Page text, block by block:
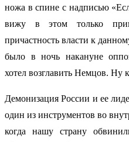
ножа в спине с надписью
вижу в этом только
причастность власти к
было в ночь накануне
хотел возглавить Немцов. Ну
Демонизация России и ее
один из инструментов во
когда нашу страну